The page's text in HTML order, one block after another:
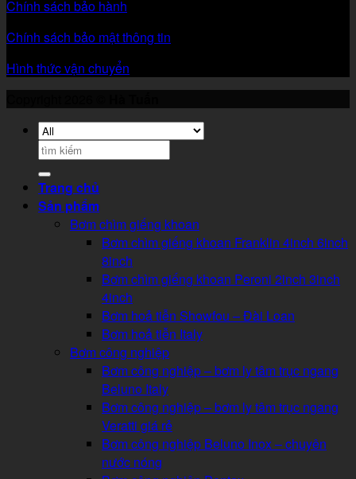
Chính sách bảo hành
Chính sách bảo mật thông tin
Hình thức vận chuyển
Search
Trang chủ
Sản phẩm
Bơm chìm giếng khoan
Bơm chìm giếng khoan Franklin 4inch 6inch
8inch
Bơm chìm giếng khoan Peroni 2inch 3inch
4inch
Bơm hoả tiễn Showfou – Đài Loan
Bơm hoả tiễn Italy
Bơm công nghiệp
Bơm công nghiệp – bơm ly tâm trục ngang
Beluno Italy
Bơm công nghiệp – bơm ly tâm trục ngang
Veratti giá rẻ
Bơm công nghiệp Beluno Inox – chuyên
nước nóng